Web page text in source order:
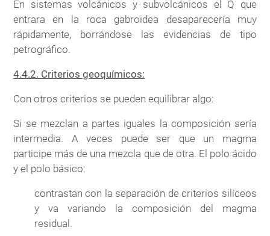
En sistemas volcánicos y subvolcánicos el Q que
entrara en la roca gabroidea desaparecería muy
rápidamente, borrándose las evidencias de tipo
petrográfico.
4.4.2. Criterios geoquímicos:
Con otros criterios se pueden equilibrar algo:
Si se mezclan a partes iguales la composición sería
intermedia. A veces puede ser que un magma
participe más de una mezcla que de otra. El polo ácido
y el polo básico:
contrastan con la separación de criterios silíceos
y va variando la composición del magma
residual.